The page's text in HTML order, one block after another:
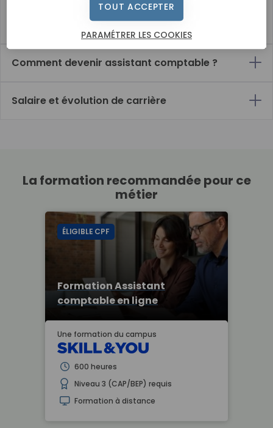
Quelles sont les compétences et les qualités
Comment devenir assistant comptable ?
Salaire et évolution de carrière
La formation recommandée pour ce
métier
Formation Assistant
comptable en ligne
ÉLIGIBLE CPF
Une formation du campus
600 heures
Niveau 3 (CAP/BEP) requis
Formation à distance
TOUT ACCEPTER
PARAMÉTRER LES COOKIES